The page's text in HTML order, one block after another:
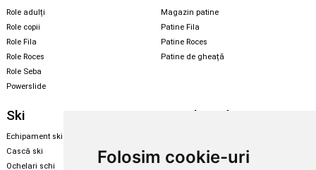
Folosim cookie-uri
Role adulți
Role copii
Role Fila
Role Roces
Role Seba
Powerslide
Magazin patine
Patine Fila
Patine Roces
Patine de gheață
Ski
Echipament ski
Cască ski
Ochelari schi
Snowboard
Echipament snowboard
Legături Rome SDS